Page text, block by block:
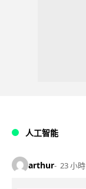
人工智能
arthur 23 小時